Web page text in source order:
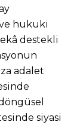
hukuki
destekli
adalet
siyasi